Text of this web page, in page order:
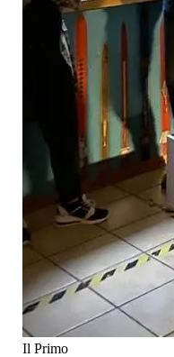
Il Primo